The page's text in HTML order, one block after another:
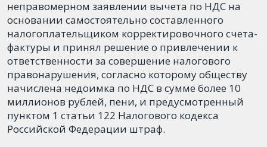
неправомерном заявлении вычета по НДС на
основании самостоятельно составленного
налогоплательщиком корректировочного счета-
фактуры и принял решение о привлечении к
ответственности за совершение налогового
правонарушения, согласно которому обществу
начислена недоимка по НДС в сумме более 10
миллионов рублей, пени, и предусмотренный
пунктом 1 статьи 122 Налогового кодекса
Российской Федерации штраф.